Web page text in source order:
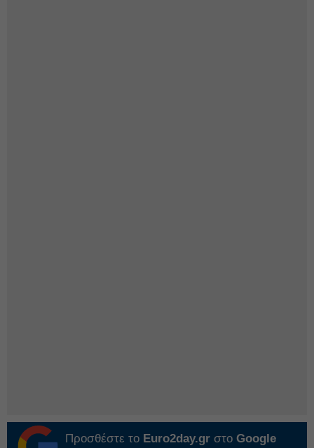
Προσθέστε το Euro2day.gr στο Google